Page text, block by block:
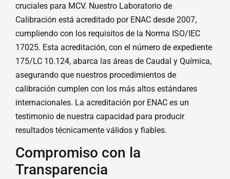
cruciales para MCV. Nuestro Laboratorio de
Calibración está acreditado por ENAC desde 2007,
cumpliendo con los requisitos de la Norma ISO/IEC
17025. Esta acreditación, con el número de expediente
175/LC 10.124, abarca las áreas de Caudal y Química,
asegurando que nuestros procedimientos de
calibración cumplen con los más altos estándares
internacionales. La acreditación por ENAC es un
testimonio de nuestra capacidad para producir
resultados técnicamente válidos y fiables.
Compromiso con la
Transparencia